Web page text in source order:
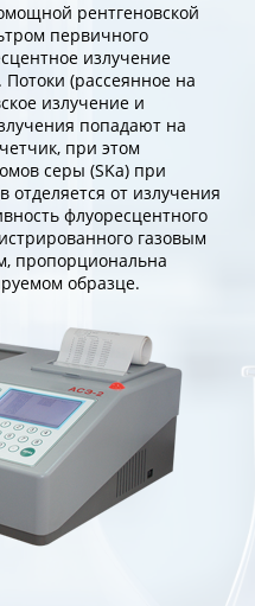
рентгеновской
первичного
излучение
(рассеянное на
излучение и
попадают на
при этом
серы (SKa) при
от излучения
флуоресцентного
газовым
пропорциональна
образце.